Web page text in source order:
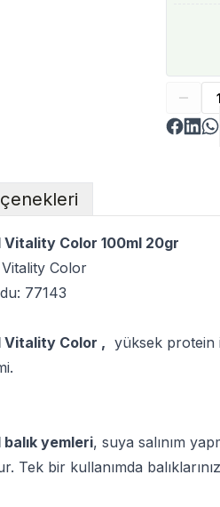
Vitality Color 100ml 20gr
Color
77143
Vitality Color , yüksek protein
yemleri, suya salınım
Tek bir kullanımda